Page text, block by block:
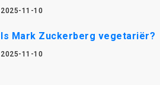
2025-11-10
Is Mark Zuckerberg vegetariër?
2025-11-10